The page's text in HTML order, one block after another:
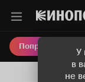
У
в
не
Попробовать